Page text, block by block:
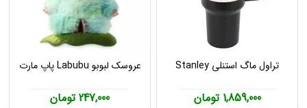
تراول ماگ استنلی Stanley
1,859,000 تومان
عروسک لبوبو Labubu پاپ مارت
247,000 تومان